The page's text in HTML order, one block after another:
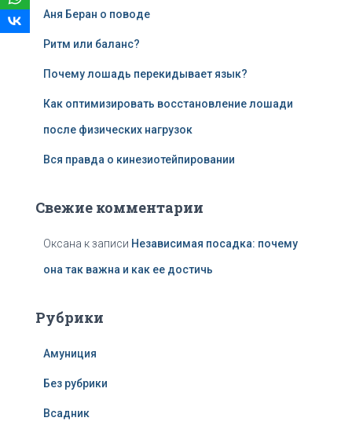
Аня Беран о поводе
Ритм или баланс?
Почему лошадь перекидывает язык?
Как оптимизировать восстановление лошади
после физических нагрузок
Вся правда о кинезиотейпировании
Свежие комментарии
Оксана к записи Независимая посадка: почему
она так важна и как ее достичь
Рубрики
Амуниция
Без рубрики
Всадник